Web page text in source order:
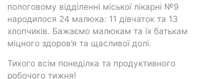
пологовому відділенні міської лікарні №9
народилося 24 малюка: 11 дівчаток та 13
хлопчиків. Бажаємо малюкам та їх батькам
міцного здоров’я та щасливої долі.
Тихого всім понеділка та продуктивного
робочого тижня!